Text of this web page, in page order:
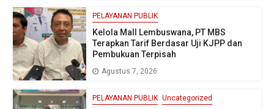
PELAYANAN PUBLIK
Kelola Mall Lembuswana, PT MBS
Terapkan Tarif Berdasar Uji KJPP dan
Pembukuan Terpisah
Agustus 7, 2026
PELAYANAN PUBLIK Uncategorized